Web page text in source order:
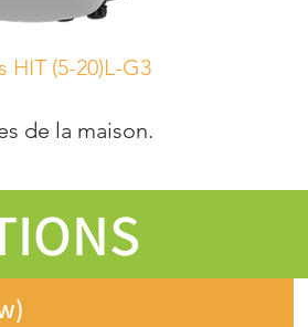
20)L-G3
de la maison.